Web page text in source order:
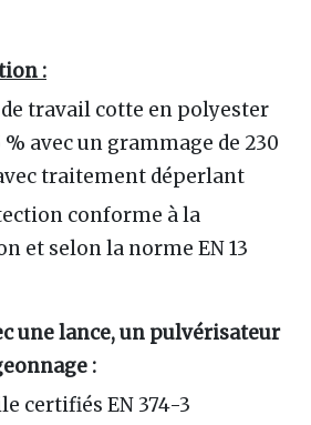
:
travail cotte en polyester
% avec un grammage de 230
traitement déperlant
conforme à la
et selon la norme EN 13
une lance, un pulvérisateur
:
certifiés EN 374-3